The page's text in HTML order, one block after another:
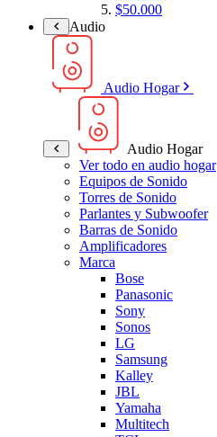
$50.000
Audio
Audio Hogar
Audio Hogar
Ver todo en audio hogar
Equipos de Sonido
Torres de Sonido
Parlantes y Subwoofer
Barras de Sonido
Amplificadores
Marca
Bose
Panasonic
Sony
Sonos
LG
Samsung
Kalley
JBL
Yamaha
Multitech